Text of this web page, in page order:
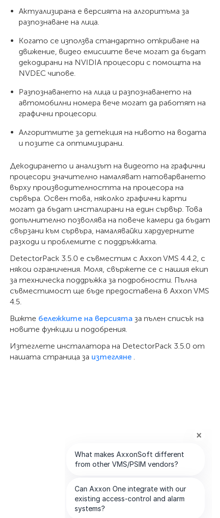
Актуализирана е версията на алгоритъма за
разпознаване на лица.
Когато се използва стандартно откриване на
движение, видео емисиите вече могат да бъдат
декодирани на NVIDIA процесори с помощта на
NVDEC чипове.
Разпознаването на лица и разпознаването на
автомобилни номера вече могат да работят на
графични процесори.
Алгоритмите за детекция на нивото на водата
и позите са оптимизирани.
Декодирането и анализът на видеото на графични
процесори значително намаляват натоварването
върху производителността на процесора на
сървъра. Освен това, няколко графични карти
могат да бъдат инсталирани на един сървър. Това
допълнително позволява на повече камери да бъдат
свързани към сървъра, намалявайки хардуерните
разходи и проблемите с поддръжката.
DetectorPack 3.5.0 е съвместим с Axxon VMS 4.4.2, с
някои ограничения. Моля, свържете се с нашия екип
за техническа поддръжка за подробности. Пълна
съвместимост ще бъде предоставена в Axxon VMS
4.5.
Вижте бележките на версията за пълен списък на
новите функции и подобрения.
Изтеглете инсталатора на DetectorPack 3.5.0 от
нашата страница за изтегляне